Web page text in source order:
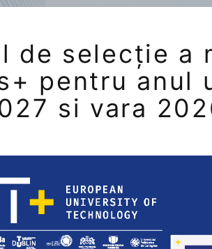
de selecție a
pentru anul
si vara